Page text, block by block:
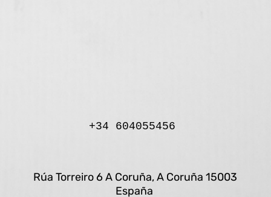
+34 604055456
Rúa Torreiro 6 A Coruña, A Coruña 15003
España